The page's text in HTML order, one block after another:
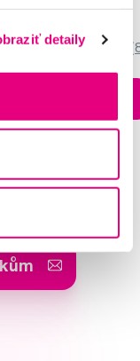
detaily
5,0